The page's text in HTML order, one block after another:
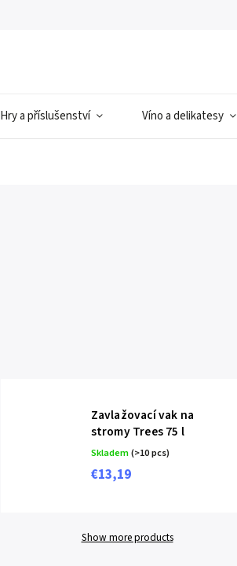
Hry a příslušenství Víno a delikatesy
Zavlažovací vak na
stromy Trees 75 l
Skladem(>10 pcs)
€13,19
Show more products